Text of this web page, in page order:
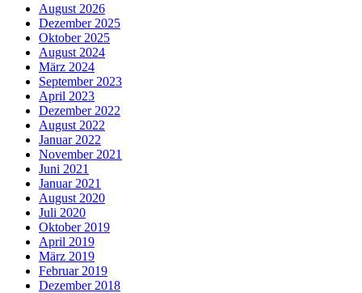
August 2026
Dezember 2025
Oktober 2025
August 2024
März 2024
September 2023
April 2023
Dezember 2022
August 2022
Januar 2022
November 2021
Juni 2021
Januar 2021
August 2020
Juli 2020
Oktober 2019
April 2019
März 2019
Februar 2019
Dezember 2018